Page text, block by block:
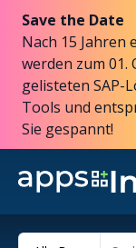
Save the Date
Nach 15
werden zum
gelisteten SAP-
Tools und
Sie gespannt!